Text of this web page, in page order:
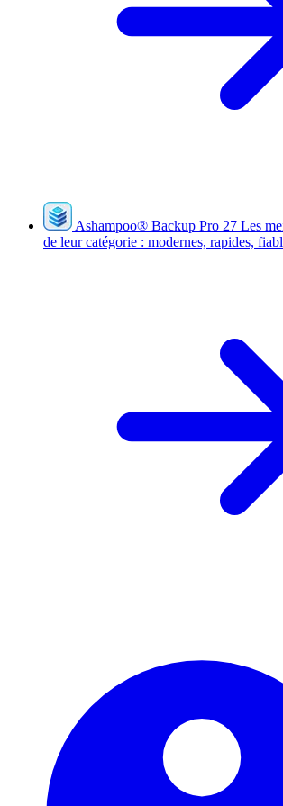
Ashampoo® Backup Pro 27 Les
de leur catégorie : modernes, rapides,